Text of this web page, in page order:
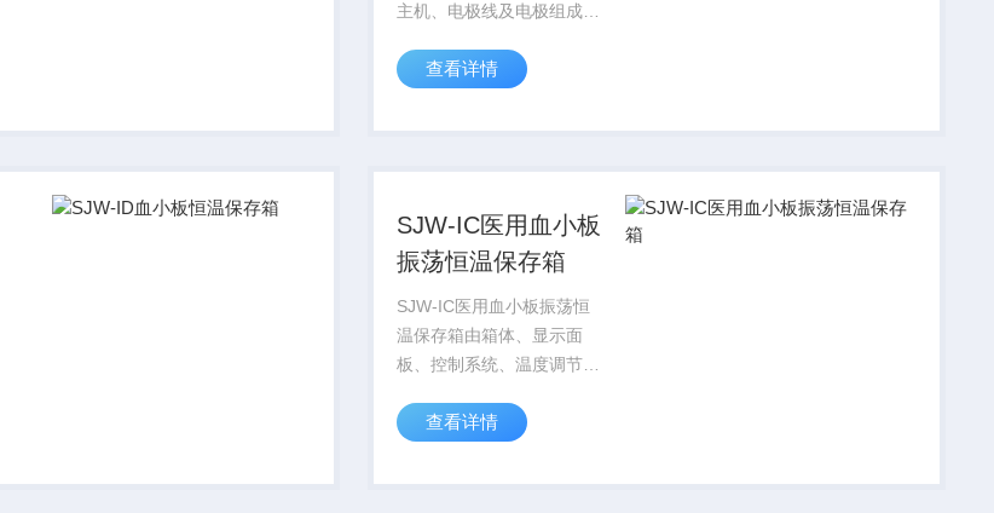
主机、电极线及电极组成。
带式电极、圆绑带式电极可
查看详情
SJW-IC医用血小板
振荡恒温保存箱
SJW-IC医用血小板振荡恒
温保存箱由箱体、显示面
板、控制系统、温度调节系
（SJW-I型、SJW-II型不含
查看详情